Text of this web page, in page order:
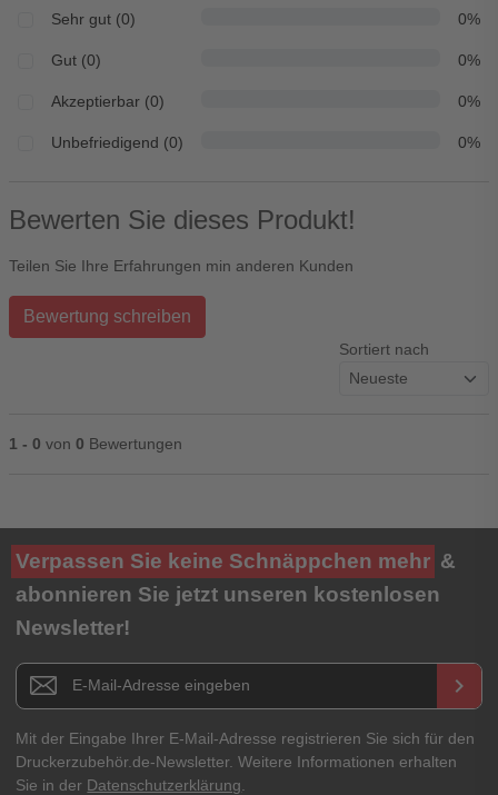
Sehr gut (0) 0%
Gut (0) 0%
Akzeptierbar (0) 0%
Unbefriedigend (0) 0%
Bewerten Sie dieses Produkt!
Teilen Sie Ihre Erfahrungen min anderen Kunden
Bewertung schreiben
Sortiert nach
1 - 0 von 0 Bewertungen
Ihre Bewertung**
★★★★★
Titel**
E-Mail-Adresse
Ihr Passwort
Verpassen Sie keine Schnäppchen mehr &
abonnieren Sie jetzt unseren kostenlosen
Newsletter!
Newsletter E-Mail Adresse keyboard_arrow_right
Mit der Eingabe Ihrer E-Mail-Adresse registrieren Sie sich für den
Druckerzubehör.de-Newsletter. Weitere Informationen erhalten
Sie in der Datenschutzerklärung